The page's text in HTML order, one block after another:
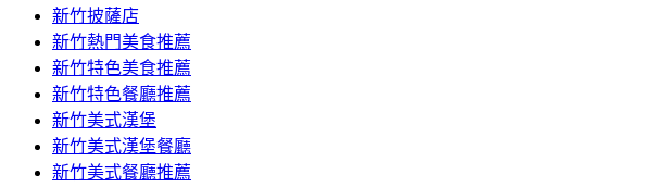
新竹披薩店
新竹熱門美食推薦
新竹特色美食推薦
新竹特色餐廳推薦
新竹美式漢堡
新竹美式漢堡餐廳
新竹美式餐廳推薦